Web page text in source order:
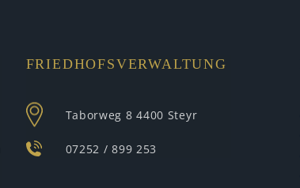
FRIEDHOFSVERWALTUNG
Taborweg 8 4400 Steyr
07252 / 899 253